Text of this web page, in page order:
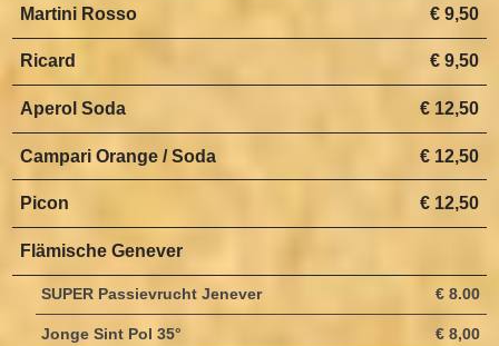
€ 9,50
Martini Rosso
€ 9,50
Ricard
€ 12,50
Aperol Soda
€ 12,50
Campari Orange / Soda
€ 12,50
Picon
Flämische Genever
€ 8.00
SUPER Passievrucht Jenever
€ 8,00
Jonge Sint Pol 35°